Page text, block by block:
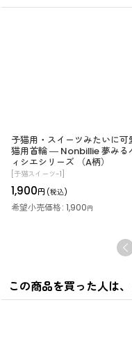
子猫用・スイーツみたいに可
猫用首輪 ― Nonbillie 夢みる
ィシエシリーズ （A柄）
[子猫スイーツ-1]
1,900円 (税込)
希望小売価格: 1,900円
この商品を買った人は